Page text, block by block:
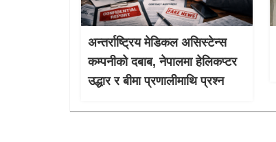
अन्तर्राष्ट्रिय मेडिकल असिस्टेन्स
कम्पनीको दबाब, नेपालमा हेलिकप्टर
उद्धार र बीमा प्रणालीमाथि प्रश्न